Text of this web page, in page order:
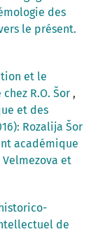
des
le présent.
et le
R.O. Šor ,
et des
Rozalija Šor
académique
et
de